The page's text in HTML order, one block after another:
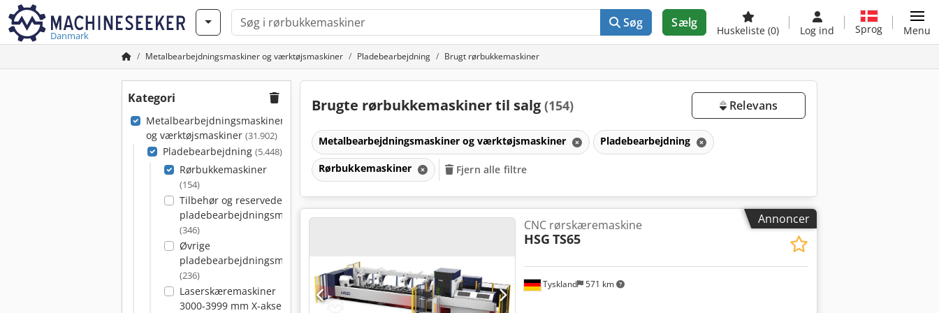
Danmark
Søg Sælg
Huskeliste (0) Log ind Sprog Menu
Metalbearbejdningsmaskiner og værktøjsmaskiner Pladebearbejdning Brugt rørbukkemaskiner
Kategori
Metalbearbejdningsmaskiner
og værktøjsmaskiner (31.902)
Pladebearbejdning (5.448)
Rørbukkemaskiner
(154)
Tilbehør og reservedele til
pladebearbejdningsmaskiner
(346)
Øvrige
pladebearbejdningsmaskiner
(236)
Laserskæremaskiner
3000-3999 mm X-akse
Brugte rørbukkemaskiner til salg (154) Relevans
Metalbearbejdningsmaskiner og værktøjsmaskiner Pladebearbejdning
Rørbukkemaskiner Fjern alle filtre
Annoncer
Tyskland 571 km
CNC rørskæremaskine
HSG TS65